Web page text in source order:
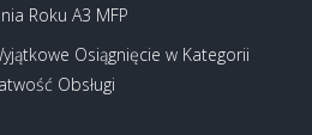
Next item
Roku A3 MFP
Osiągnięcie w Kategorii
Obsługi